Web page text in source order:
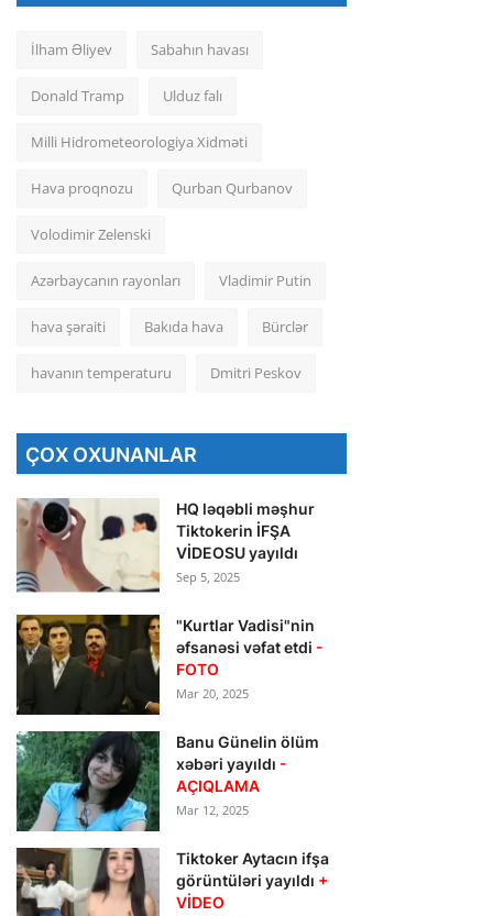
İlham Əliyev Sabahın havası
Donald Tramp Ulduz falı
Milli Hidrometeorologiya Xidməti
Hava proqnozu Qurban Qurbanov
Volodimir Zelenski
Azərbaycanın rayonları Vladimir Putin
hava şəraiti Bakıda hava Bürclər
havanın temperaturu Dmitri Peskov
ÇOX OXUNANLAR
HQ ləqəbli məşhur
Tiktokerin İFŞA
VİDEOSU yayıldı
Sep 5, 2025
"Kurtlar Vadisi"nin
əfsanəsi vəfat etdi -
FOTO
Mar 20, 2025
Banu Günelin ölüm
xəbəri yayıldı -
AÇIQLAMA
Mar 12, 2025
Tiktoker Aytacın ifşa
görüntüləri yayıldı +
VİDEO